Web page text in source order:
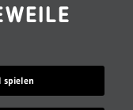
spielen